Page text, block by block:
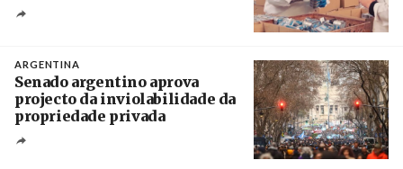
ARGENTINA
Senado argentino aprova
projecto da inviolabilidade da
propriedade privada